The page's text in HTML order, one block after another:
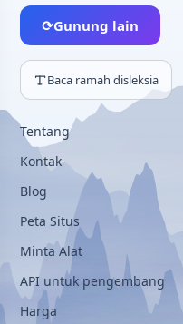
⟳Gunung lain
Baca ramah disleksia
Tentang
Kontak
Blog
Peta Situs
Minta Alat
API untuk pengembang
Harga